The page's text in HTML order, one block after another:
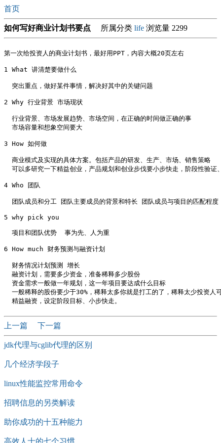
首页
如何写好商业计划书要点 所属分类 life 浏览量 2299
第一次给投资人的商业计划书，最好用PPT，内容大概20页左右
1 What 讲清楚要做什么
  突出重点，做好某件事情，解决好其中的关键问题
2 Why 行业背景 市场现状
  行业背景、市场发展趋势、市场空间，在正确的时间做正确的事
  市场容量和想象空间要大
3 How 如何做
  商业模式及实现的具体方案。包括产品的研发、生产、市场、销售策略
可以多研究一下精益创业，产品规划和创业步伐要小步快走，阶段性验证
4 Who 团队
  团队成员和分工 团队主要成员的背景和特长 团队成员与项目的匹配程度
5 why pick you
  项目和团队优势  事为先、人为重
6 How much 财务预测与融资计划
  财务情况计划预测 增长
  融资计划，需要多少资金，准备稀释多少股份
  资金需求一般做一年规划，这一年项目要达成什么目标
一般稀释的股份要少于30%，稀释太多你就是打工的了，稀释太少投资人
上一篇 下一篇
jdk代理与cglib代理的区别
几个经济学段子
linux性能监控常用命令
招聘信息的另类解读
助你成功的十五种能力
高效人士的七个习惯